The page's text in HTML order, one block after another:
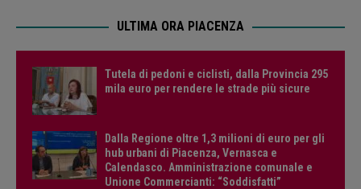
ULTIMA ORA PIACENZA
Tutela di pedoni e ciclisti, dalla Provincia 295
mila euro per rendere le strade più sicure
Dalla Regione oltre 1,3 milioni di euro per gli
hub urbani di Piacenza, Vernasca e
Calendasco. Amministrazione comunale e
Unione Commercianti: “Soddisfatti”